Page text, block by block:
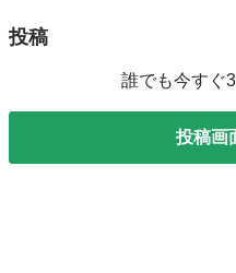
投稿
誰でも今すぐ
投稿画